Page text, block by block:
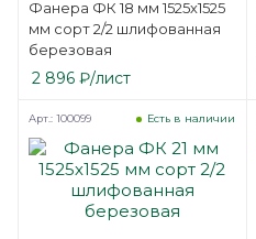
Фанера ФК 18 мм 1525х1525
мм сорт 2/2 шлифованная
березовая
2 896 ₽/лист
Есть в наличии
Арт.: 100099